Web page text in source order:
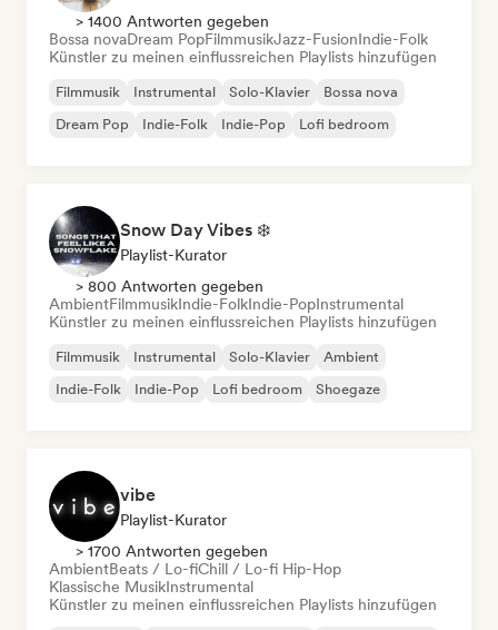
> 1400 Antworten gegeben
Bossa novaDream PopFilmmusikJazz-FusionIndie-Folk
Künstler zu meinen einflussreichen Playlists hinzufügen
Filmmusik Instrumental Solo-Klavier
Bossa nova
Dream Pop
Indie-Folk Indie-Pop Lofi bedroom
Snow Day Vibes ❄️
Playlist-Kurator
> 800 Antworten gegeben
AmbientFilmmusikIndie-FolkIndie-PopInstrumental
Künstler zu meinen einflussreichen Playlists hinzufügen
Filmmusik Instrumental Solo-Klavier
Ambient
Indie-Folk
Indie-Pop Lofi bedroom Shoegaze
vibe
Playlist-Kurator
> 1700 Antworten gegeben
AmbientBeats / Lo-fiChill / Lo-fi Hip-Hop
Klassische MusikInstrumental
Künstler zu meinen einflussreichen Playlists hinzufügen